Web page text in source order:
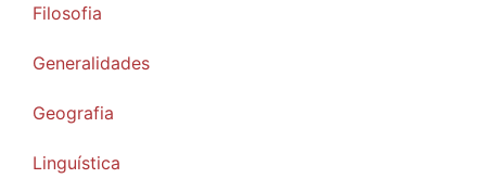
Filosofia
Generalidades
Geografia
Linguística